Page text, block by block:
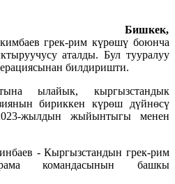
Бишкек,
грек-рим күрөшү боюнча
аталды. Бул тууралуу
билдиришти.
ылайык, кыргызстандык
бириккен күрөш дүйнөсү
жылдын жыйынтыгы менен
- Кыргызстандын грек-рим
командасынын башкы